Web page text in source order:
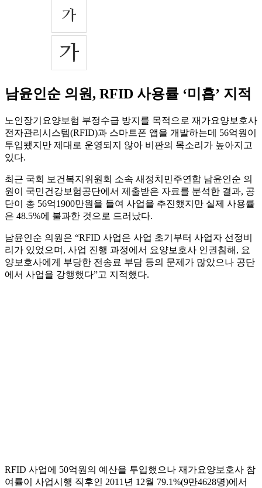
남윤인순 의원, RFID 사용률 ‘미흡’ 지적
노인장기요양보험 부정수급 방지를 목적으로 재가요양보호사
전자관리시스템(RFID)과 스마트폰 앱을 개발하는데 56억원이
투입됐지만 제대로 운영되지 않아 비판의 목소리가 높아지고
있다.
최근 국회 보건복지위원회 소속 새정치민주연합 남윤인순 의
원이 국민건강보험공단에서 제출받은 자료를 분석한 결과, 공
단이 총 56억1900만원을 들여 사업을 추진했지만 실제 사용률
은 48.5%에 불과한 것으로 드러났다.
남윤인순 의원은 “RFID 사업은 사업 초기부터 사업자 선정비
리가 있었으며, 사업 진행 과정에서 요양보호사 인권침해, 요
양보호사에게 부당한 전송료 부담 등의 문제가 많았으나 공단
에서 사업을 강행했다”고 지적했다.
RFID 사업에 50억원의 예산을 투입했으나 재가요양보호사 참
여률이 사업시행 직후인 2011년 12월 79.1%(9만4628명)에서